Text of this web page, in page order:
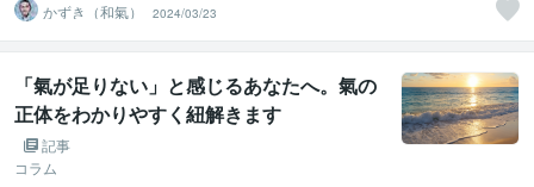
かずき（和氣）
2024/03/23
「氣が足りない」と感じるあなたへ。氣の
正体をわかりやすく紐解きます
記事
コラム